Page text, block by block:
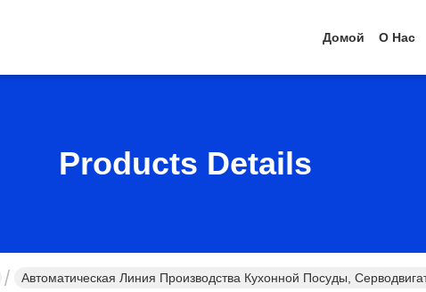
Домой О Нас
Products Details
Автоматическая Линия Производства Кухонной Посуды,